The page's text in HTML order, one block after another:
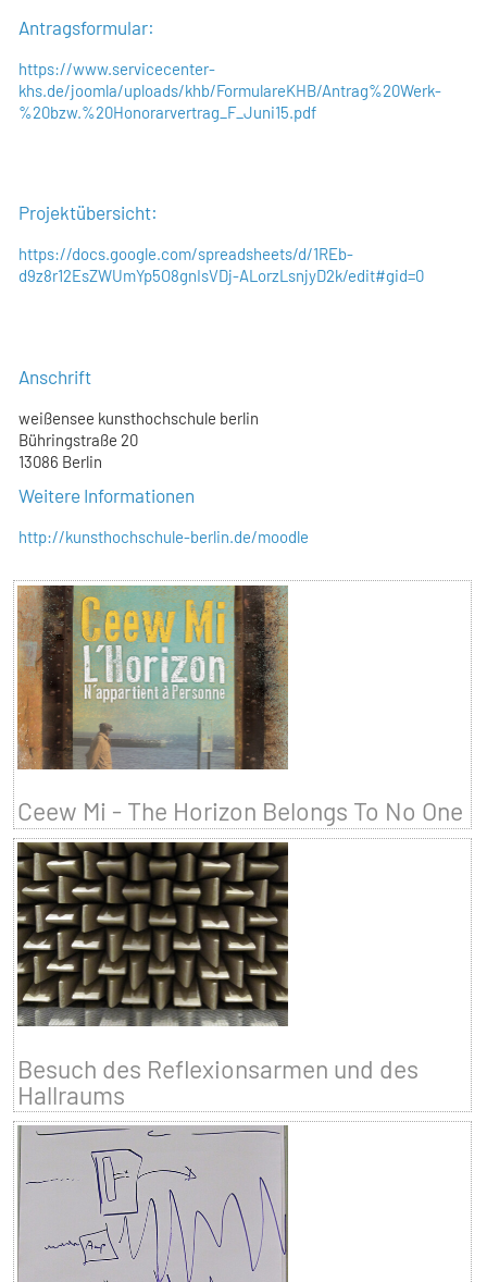
Antragsformular:
https://www.servicecenter-
khs.de/joomla/uploads/khb/FormulareKHB/Antrag%20Werk-
%20bzw.%20Honorarvertrag_F_Juni15.pdf
Projektübersicht:
https://docs.google.com/spreadsheets/d/1REb-
d9z8r12EsZWUmYp5O8gnIsVDj-ALorzLsnjyD2k/edit#gid=0
Anschrift
weißensee kunsthochschule berlin
Bühringstraße 20
13086 Berlin
Weitere Informationen
http://kunsthochschule-berlin.de/moodle
Ceew Mi - The Horizon Belongs To No One
Besuch des Reflexionsarmen und des
Hallraums